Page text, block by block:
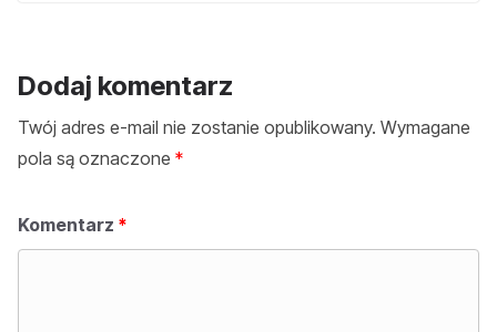
Dodaj komentarz
Twój adres e-mail nie zostanie opublikowany. Wymagane
pola są oznaczone *
Komentarz *